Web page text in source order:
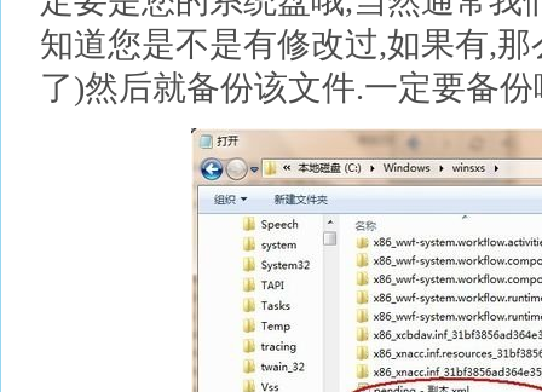
知道您是不是有修改过,如果有,
了)然后就备份该文件.一定要备份